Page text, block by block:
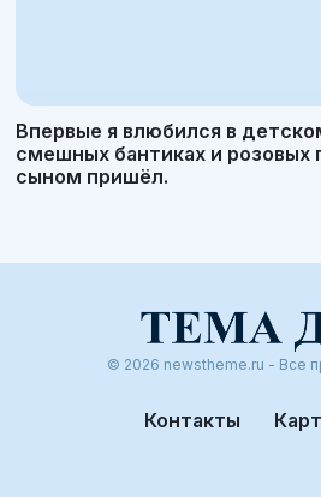
Впервые я влюбился в
смешных бантиках и розовых
сыном пришёл.
© 2026 newstheme.ru - Все
Контакты